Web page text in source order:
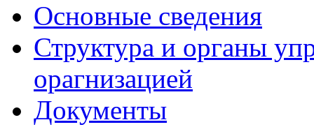
Основные сведения
Структура и органы
орагнизацией
Документы